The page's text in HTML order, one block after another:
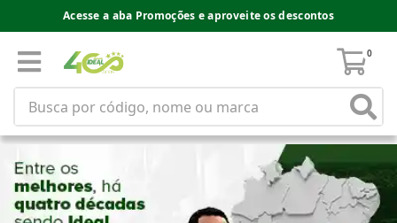
Acesse a aba Promoções e aproveite os descontos
0